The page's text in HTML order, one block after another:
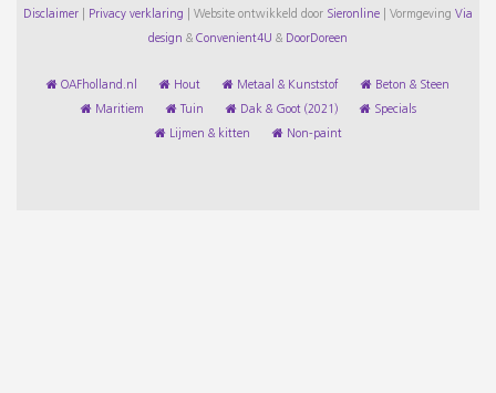
Disclaimer Privacy verklaring Website ontwikkeld door Sieronline Vormgeving Via
design & Convenient4U & DoorDoreen
OAFholland.nl Hout Metaal & Kunststof Beton & Steen
Maritiem Tuin Dak & Goot (2021) Specials
Lijmen & kitten Non-paint